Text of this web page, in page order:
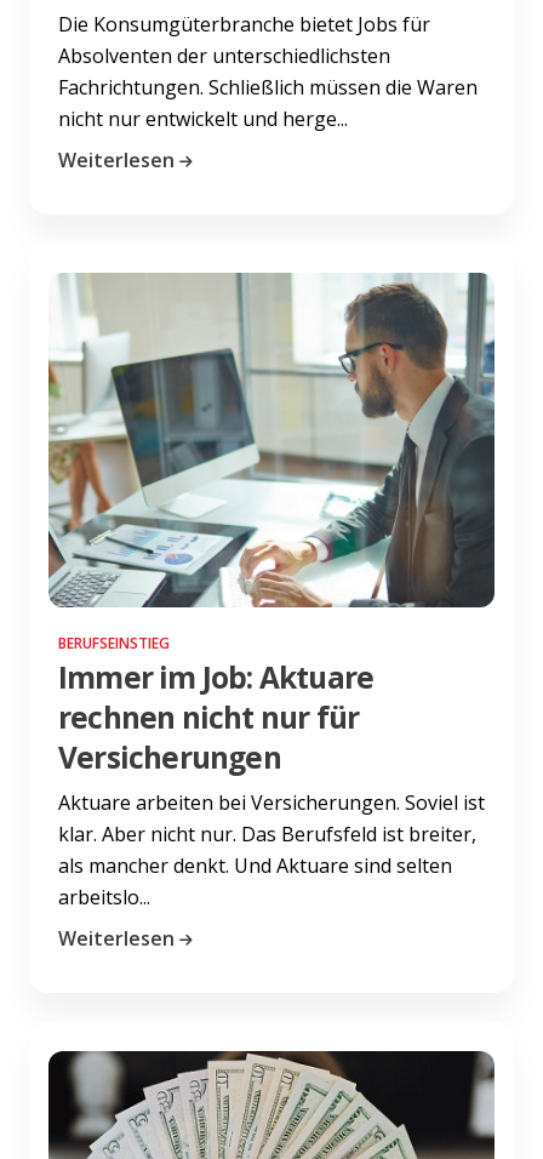
Die Konsumgüterbranche bietet Jobs für
Absolventen der unterschiedlichsten
Fachrichtungen. Schließlich müssen die Waren
nicht nur entwickelt und herge...
Weiterlesen
BERUFSEINSTIEG
Immer im Job: Aktuare
rechnen nicht nur für
Versicherungen
Aktuare arbeiten bei Versicherungen. Soviel ist
klar. Aber nicht nur. Das Berufsfeld ist breiter,
als mancher denkt. Und Aktuare sind selten
arbeitslo...
Weiterlesen